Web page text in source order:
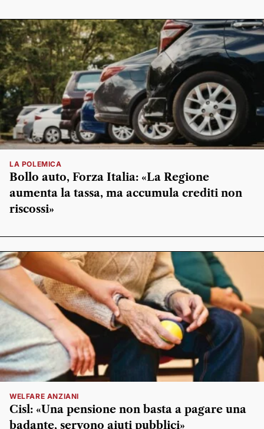
LA POLEMICA
Bollo auto, Forza Italia: «La Regione
aumenta la tassa, ma accumula crediti non
riscossi»
WELFARE ANZIANI
Cisl: «Una pensione non basta a pagare una
badante, servono aiuti pubblici»